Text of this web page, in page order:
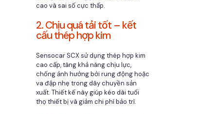
cao và sai số cực thấp.
2. Chịu quá tải tốt – kết
cấu thép hợp kim
Sensocar SCX sử dụng thép hợp kim
cao cấp, tăng khả năng chịu lực,
chống ảnh hưởng bởi rung động hoặc
va đập nhẹ trong dây chuyền sản
xuất. Thiết kế này giúp kéo dài tuổi
thọ thiết bị và giảm chi phí bảo trì.